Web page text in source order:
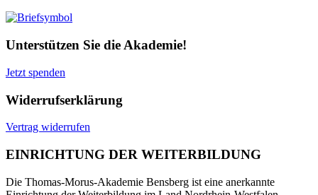
Unterstützen Sie die Akademie!
Jetzt spenden
Widerrufserklärung
Vertrag widerrufen
EINRICHTUNG DER WEITERBILDUNG
Die Thomas-Morus-Akademie Bensberg ist eine anerkannte